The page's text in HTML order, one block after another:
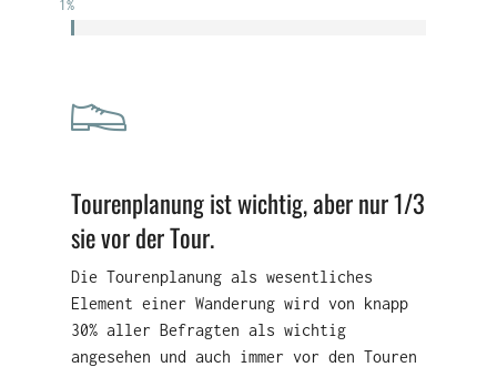
1%
Tourenplanung ist wichtig, aber nur 1/3
sie vor der Tour.
Die Tourenplanung als wesentliches
Element einer Wanderung wird von knapp
30% aller Befragten als wichtig
angesehen und auch immer vor den Touren